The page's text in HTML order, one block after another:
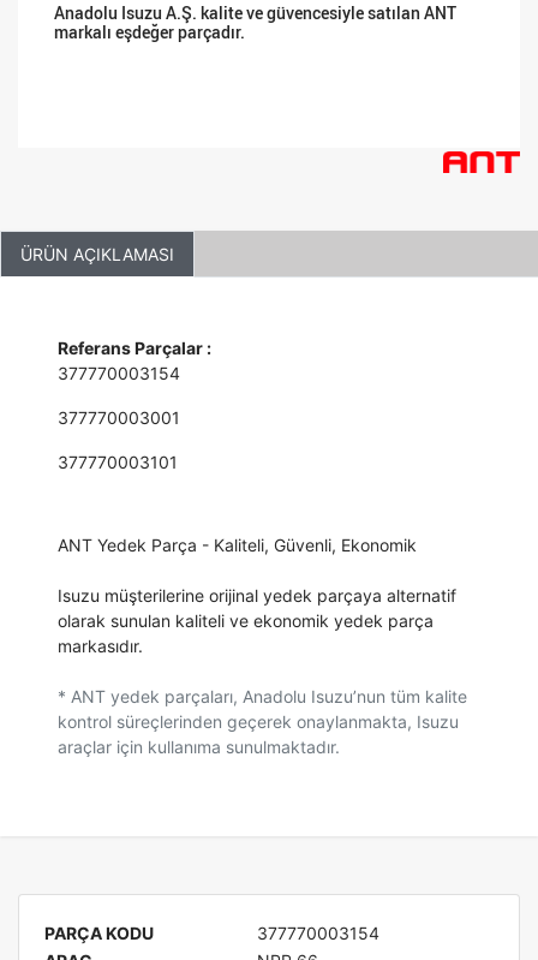
Anadolu Isuzu A.Ş. kalite ve güvencesiyle satılan ANT
markalı eşdeğer parçadır.
ÜRÜN AÇIKLAMASI
Referans Parçalar :
377770003154
377770003001
377770003101
ANT Yedek Parça - Kaliteli, Güvenli, Ekonomik
Isuzu müşterilerine orijinal yedek parçaya alternatif
olarak sunulan kaliteli ve ekonomik yedek parça
markasıdır.
* ANT yedek parçaları, Anadolu Isuzu’nun tüm kalite
kontrol süreçlerinden geçerek onaylanmakta, Isuzu
araçlar için kullanıma sunulmaktadır.
PARÇA KODU
377770003154